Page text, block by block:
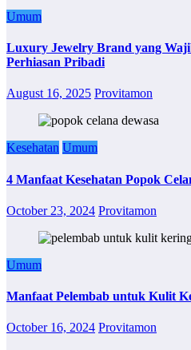
Umum
Luxury Jewelry Brand yang
Perhiasan Pribadi
August 16, 2025 Provitamon
Kesehatan Umum
4 Manfaat Kesehatan Popok
October 23, 2024 Provitamon
Umum
Manfaat Pelembab untuk Kulit
October 16, 2024 Provitamon